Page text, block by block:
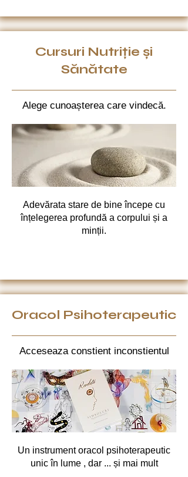
Cursuri Nutriție și
Sănătate
Alege cunoașterea care vindecă.
Adevărata stare de bine începe cu
înțelegerea profundă a corpului și a
minții.
Oracol Psihoterapeutic
Acceseaza constient inconstientul
Un instrument oracol psihoterapeutic
unic în lume , dar ... și mai mult